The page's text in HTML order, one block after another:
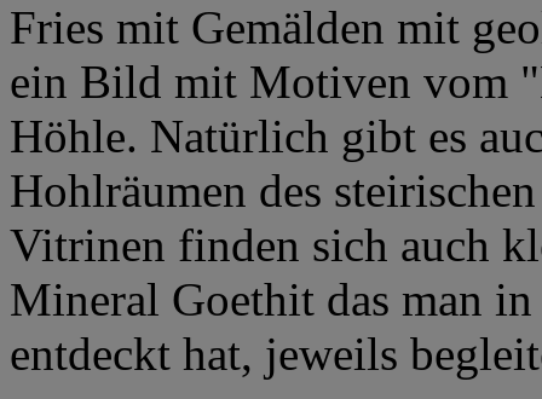
Fries mit Gemälden mit
ein Bild mit Motiven vom
Höhle. Natürlich gibt es
Hohlräumen des
Vitrinen finden sich auch
Mineral Goethit das man
entdeckt hat, jeweils